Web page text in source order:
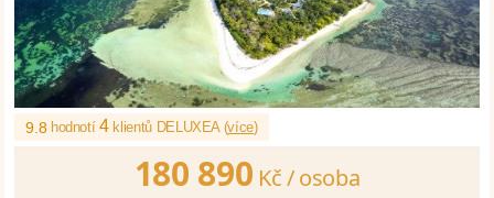
9.8 hodnotí4klientů DELUXEA (více)
180 890 Kč /osoba